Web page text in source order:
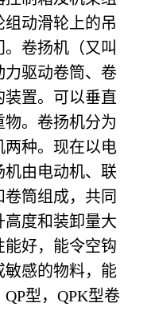
动滑轮上的吊
卷扬机（又叫
力驱动卷筒、卷
置。可以垂直
。卷扬机分为
两种。现在以电
机由电动机、联
筒组成，共同
度和装卸量大
好，能令空钩
敏感的物料，能
型，QPK型卷